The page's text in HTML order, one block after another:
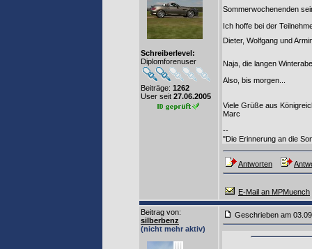
Schreiberlevel:
Diplomforenuser
Beiträge: 1262
User seit 27.06.2005
Sommerwochenenden
Ich hoffe bei der
Dieter, Wolfgang und
Naja, die langen
Also, bis morgen...
Viele Grüße aus
Marc
--
"Die Erinnerung an die
Antworten
E-Mail an MPMuench
Beitrag von:
silberbenz
(nicht mehr aktiv)
Geschrieben am